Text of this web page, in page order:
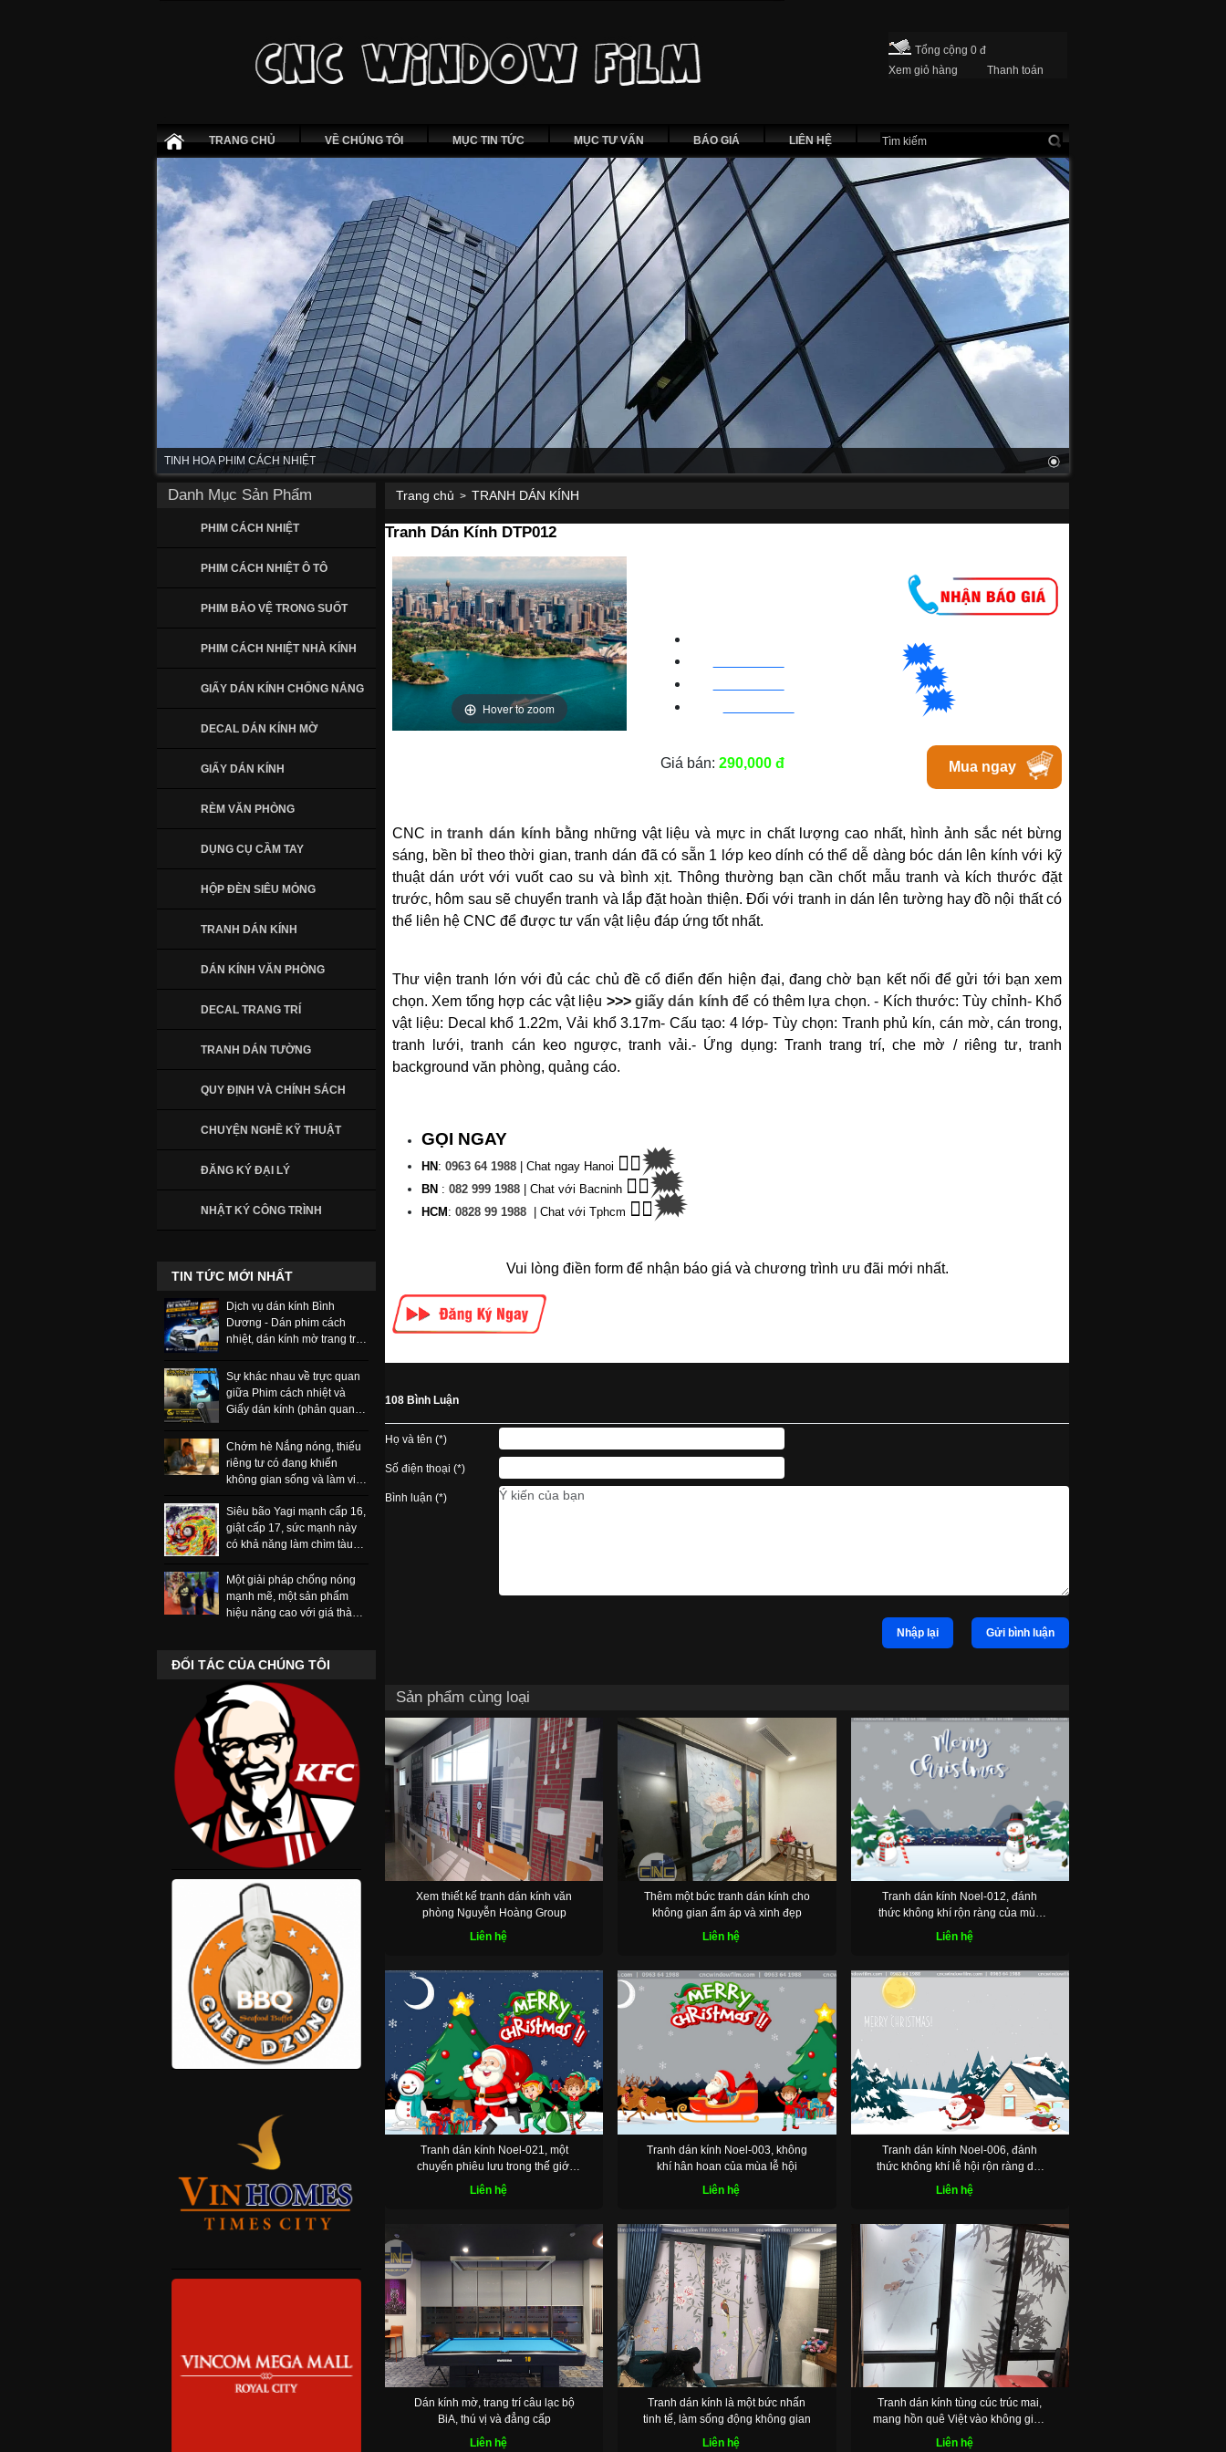
Tổng cộng 0 đ
Xem giỏ hàng
Thanh toán
TRANG CHỦ VỀ CHÚNG TÔI MỤC TIN TỨC MỤC TƯ VẤN BÁO GIÁ LIÊN HỆ
TINH HOA PHIM CÁCH NHIỆT
Danh Mục Sản Phẩm
PHIM CÁCH NHIỆT
PHIM CÁCH NHIỆT Ô TÔ
PHIM BẢO VỆ TRONG SUỐT
PHIM CÁCH NHIỆT NHÀ KÍNH
GIẤY DÁN KÍNH CHỐNG NẮNG
DECAL DÁN KÍNH MỜ
GIẤY DÁN KÍNH
RÈM VĂN PHÒNG
DỤNG CỤ CẦM TAY
HỘP ĐÈN SIÊU MỎNG
TRANH DÁN KÍNH
DÁN KÍNH VĂN PHÒNG
DECAL TRANG TRÍ
TRANH DÁN TƯỜNG
QUY ĐỊNH VÀ CHÍNH SÁCH
CHUYỆN NGHỀ KỸ THUẬT
ĐĂNG KÝ ĐẠI LÝ
NHẬT KÝ CÔNG TRÌNH
TIN TỨC MỚI NHẤT
Dịch vụ dán kính Bình
Dương - Dán phim cách
nhiệt, dán kính mờ trang trí
Sự khác nhau về trực quan
giữa Phim cách nhiệt và
Giấy dán kính (phản quang,
ngay
Chớm hè Nắng nóng, thiếu
riêng tư có đang khiến
không gian sống và làm việc
hơn bao giờ hết.
Siêu bão Yagi mạnh cấp 16,
giật cấp 17, sức mạnh này
có khả năng làm chìm tàu
Một giải pháp chống nóng
mạnh mẽ, một sản phẩm
hiệu năng cao với giá thành
ĐỐI TÁC CỦA CHÚNG TÔI
Trang chủ > TRANH DÁN KÍNH
Tranh Dán Kính DTP012
Hover to zoom
🗯
🗯
🗯
Giá bán: 290,000 đ Mua ngay
CNC intranh dán kính bằng những vật liệu và mực in chất lượng cao nhất, hình ảnh sắc nét bừng
sáng, bền bỉ theo thời gian, tranh dán đã có sẵn 1 lớp keo dính có thể dễ dàng bóc dán lên kính với kỹ
thuật dán ướt với vuốt cao su và bình xịt. Thông thường bạn cần chốt mẫu tranh và kích thước đặt
trước, hôm sau sẽ chuyển tranh và lắp đặt hoàn thiện. Đối với tranh in dán lên tường hay đồ nội thất có
thể liên hệ CNC để được tư vấn vật liệu đáp ứng tốt nhất.
Thư viện tranh lớn với đủ các chủ đề cổ điển đến hiện đại, đang chờ bạn kết nối để gửi tới bạn xem
chọn. Xem tổng hợp các vật liệu >>> giấy dán kính để có thêm lựa chọn. - Kích thước: Tùy chỉnh- Khổ
vật liệu: Decal khổ 1.22m, Vải khổ 3.17m- Cấu tạo: 4 lớp- Tùy chọn: Tranh phủ kín, cán mờ, cán trong,
tranh lưới, tranh cán keo ngược, tranh vải.- Ứng dụng: Tranh trang trí, che mờ / riêng tư, tranh
background văn phòng, quảng cáo.
GỌI NGAY
HN : 0963 64 1988 | Chat ngay Hanoi 👉🏽🗯
BN : 082 999 1988 | Chat với Bacninh 👉🏽🗯
HCM : 0828 99 1988 Chat với Tphcm 👉🏽🗯
Vui lòng điền form để nhận báo giá và chương trình ưu đãi mới nhất.
108 Bình Luận
Họ và tên (*)
Số điện thoại (*)
Bình luận (*)
Nhập lại Gửi bình luận
Sản phẩm cùng loại
Xem thiết kế tranh dán kính văn
phòng Nguyễn Hoàng Group
Liên hệ
Thêm một bức tranh dán kính cho
không gian ấm áp và xinh đẹp
Liên hệ
Tranh dán kính Noel-012, đánh
thức không khí rộn ràng của mùa
lễ hội
Liên hệ
Tranh dán kính Noel-021, một
chuyến phiêu lưu trong thế giới
đầy màu sắc
Liên hệ
Tranh dán kính Noel-003, không
khí hân hoan của mùa lễ hội
Liên hệ
Tranh dán kính Noel-006, đánh
thức không khí lễ hội rộn ràng dịp
cuối năm
Liên hệ
Dán kính mờ, trang trí câu lạc bộ
BiA, thú vị và đẳng cấp
Liên hệ
Tranh dán kính là một bức nhấn
tinh tế, làm sống động không gian
Liên hệ
Tranh dán kính tùng cúc trúc mai,
mang hồn quê Việt vào không gian
sống
Liên hệ